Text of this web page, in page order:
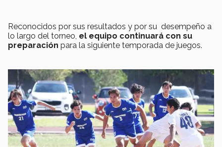
Reconocidos por sus resultados y por su desempeño a
lo largo del torneo, el equipo continuará con su
preparación para la siguiente temporada de juegos.